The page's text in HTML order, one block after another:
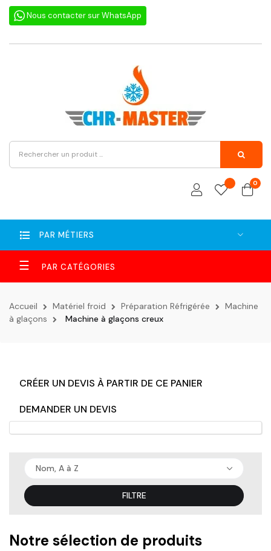
Nous contacter sur WhatsApp
0
PAR MÉTIERS
Basculer
la
navigation
☰
Accueil Matériel froid Préparation Réfrigérée
Machine
à glaçons
Machine à glaçons creux
CRÉER UN DEVIS À PARTIR DE CE PANIER
DEMANDER UN DEVIS
Nom, A à Z
FILTRE
Notre sélection de produits